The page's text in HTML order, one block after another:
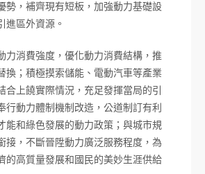
勢，補齊現有短板，加強動力基礎設
進區外資源。
力消費強度，優化動力消費結構，推
換；積極摸索儲能、電動汽車等產業
合上饒實際情況，充足發揮當局的引
行動力體制機制改造，公道制訂有利
能和綠色發展的動力政策；與城市規
接，不斷晉陞動力廣泛服務程度，為
的高質量發展和國民的美妙生涯供給